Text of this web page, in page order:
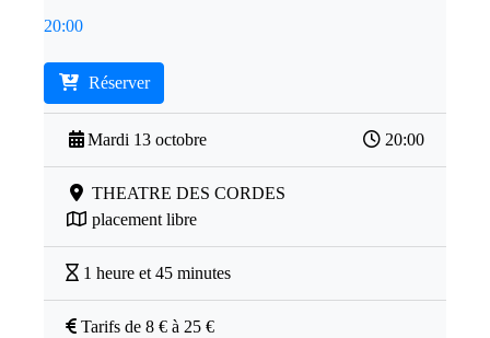
20:00
Réserver
Mardi 13 octobre 20:00
THEATRE DES CORDES
placement libre
1 heure et 45 minutes
Tarifs de 8 € à 25 €